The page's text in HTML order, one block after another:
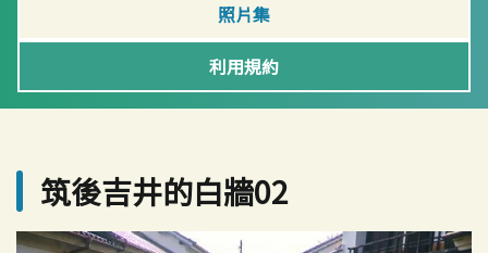
照片集
利用規約
筑後吉井的白牆02